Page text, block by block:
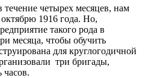
течение четырех месяцев, нам
октябрю 1916 года. Но,
такого рода в
месяца, чтобы обучить
для круглогодичной
три бригады,
часов.